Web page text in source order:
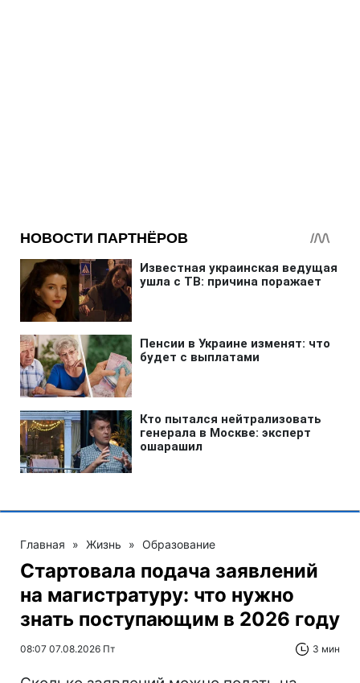
Главная » Жизнь » Образование
Стартовала подача заявлений
на магистратуру: что нужно
знать поступающим в 2026 году
08:07 07.08.2026 Пт 3 мин